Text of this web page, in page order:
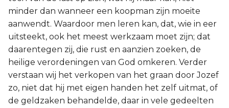
minder dan wanneer een koopman zijn moeite
aanwendt. Waardoor men leren kan, dat, wie in eer
uitsteekt, ook het meest werkzaam moet zijn; dat
daarentegen zij, die rust en aanzien zoeken, de
heilige verordeningen van God omkeren. Verder
verstaan wij het verkopen van het graan door Jozef
zo, niet dat hij met eigen handen het zelf uitmat, of
de geldzaken behandelde, daar in vele gedeelten